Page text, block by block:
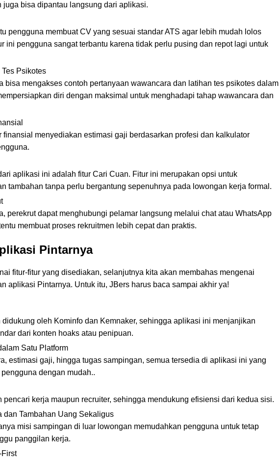
juga bisa dipantau langsung dari aplikasi.
pengguna membuat CV yang sesuai standar ATS agar lebih mudah lolos
ini pengguna sangat terbantu karena tidak perlu pusing dan repot lagi untuk
Psikotes
bisa mengakses contoh pertanyaan wawancara dan latihan tes psikotes dalam
diri dengan maksimal untuk menghadapi tahap wawancara dan
finansial menyediakan estimasi gaji berdasarkan profesi dan kalkulator
aplikasi ini adalah fitur Cari Cuan. Fitur ini merupakan opsi untuk
tambahan tanpa perlu bergantung sepenuhnya pada lowongan kerja formal.
perekrut dapat menghubungi pelamar langsung melalui chat atau WhatsApp
membuat proses rekruitmen lebih cepat dan praktis.
Pintarnya
fitur-fitur yang disediakan, selanjutnya kita akan membahas mengenai
aplikasi Pintarnya. Untuk itu, JBers harus baca sampai akhir ya!
oleh Kominfo dan Kemnaker, sehingga aplikasi ini menjanjikan
dari konten hoaks atau penipuan.
Satu Platform
estimasi gaji, hingga tugas sampingan, semua tersedia di aplikasi ini yang
dengan mudah..
pencari kerja maupun recruiter, sehingga mendukung efisiensi dari kedua sisi.
dan Tambahan Uang Sekaligus
misi sampingan di luar lowongan memudahkan pengguna untuk tetap
panggilan kerja.